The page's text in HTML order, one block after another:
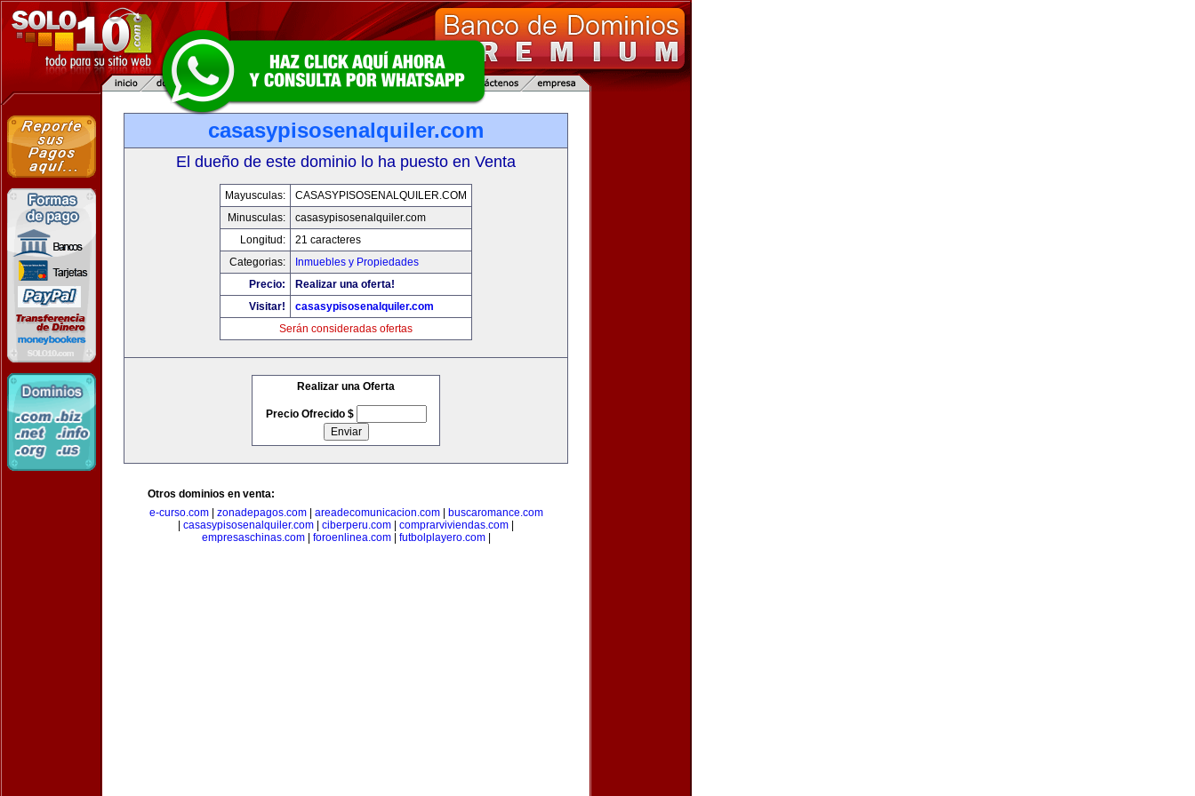
casasypisosenalquiler.com
El dueño de este dominio lo ha puesto en Venta
Mayusculas:
CASASYPISOSENALQUILER.COM
Minusculas:
casasypisosenalquiler.com
Longitud:
21 caracteres
Categorias:
Inmuebles y Propiedades
Precio:
Realizar una oferta!
Visitar!
casasypisosenalquiler.com
Serán consideradas ofertas
Realizar una Oferta
Precio Ofrecido $
Otros dominios en venta:
e-curso.com| zonadepagos.com| areadecomunicacion.com|
buscaromance.com
casasypisosenalquiler.com ciberperu.com comprarviviendas.com
empresaschinas.com| foroenlinea.com| futbolplayero.com|